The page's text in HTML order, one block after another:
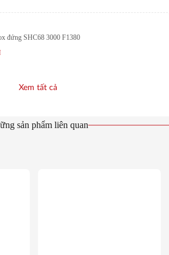
đứng SHC68 3000 F1380
Xem tất cả
sản phẩm liên quan